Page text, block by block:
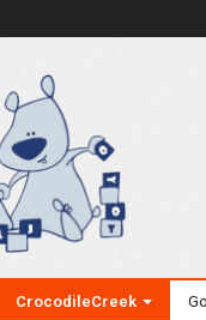
CrocodileCreek